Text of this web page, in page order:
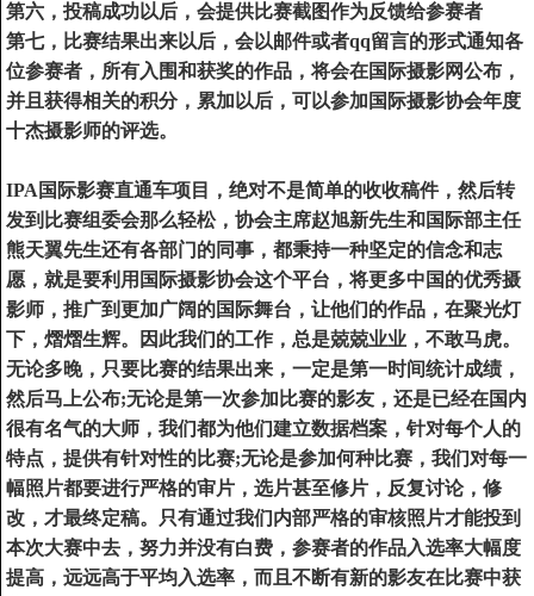
第六，投稿成功以后，会提供比赛截图作为反馈给参赛者
第七，比赛结果出来以后，会以邮件或者qq留言的形式通知各
位参赛者，所有入围和获奖的作品，将会在国际摄影网公布，
并且获得相关的积分，累加以后，可以参加国际摄影协会年度
十杰摄影师的评选。
IPA 国际影赛直通车项目，绝对不是简单的收收稿件，然后转
发到比赛组委会那么轻松，协会主席赵旭新先生和国际部主任
熊天翼先生还有各部门的同事，都秉持一种坚定的信念和志
愿，就是要利用国际摄影协会这个平台，将更多中国的优秀摄
影师，推广到更加广阔的国际舞台，让他们的作品，在聚光灯
下，熠熠生辉。因此我们的工作，总是兢兢业业，不敢马虎。
无论多晚，只要比赛的结果出来，一定是第一时间统计成绩，
然后马上公布;无论是第一次参加比赛的影友，还是已经在国内
很有名气的大师，我们都为他们建立数据档案，针对每个人的
特点，提供有针对性的比赛;无论是参加何种比赛，我们对每一
幅照片都要进行严格的审片，选片甚至修片，反复讨论，修
改，才最终定稿。只有通过我们内部严格的审核照片才能投到
本次大赛中去，努力并没有白费，参赛者的作品入选率大幅度
提高，远远高于平均入选率，而且不断有新的影友在比赛中获